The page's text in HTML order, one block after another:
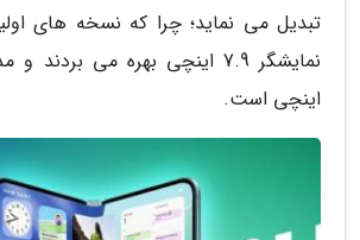
تبدیل می نماید؛ چرا که نسخه های
اینچی است.